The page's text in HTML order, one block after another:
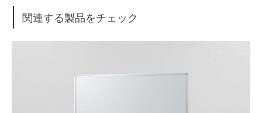
関連する製品をチェック